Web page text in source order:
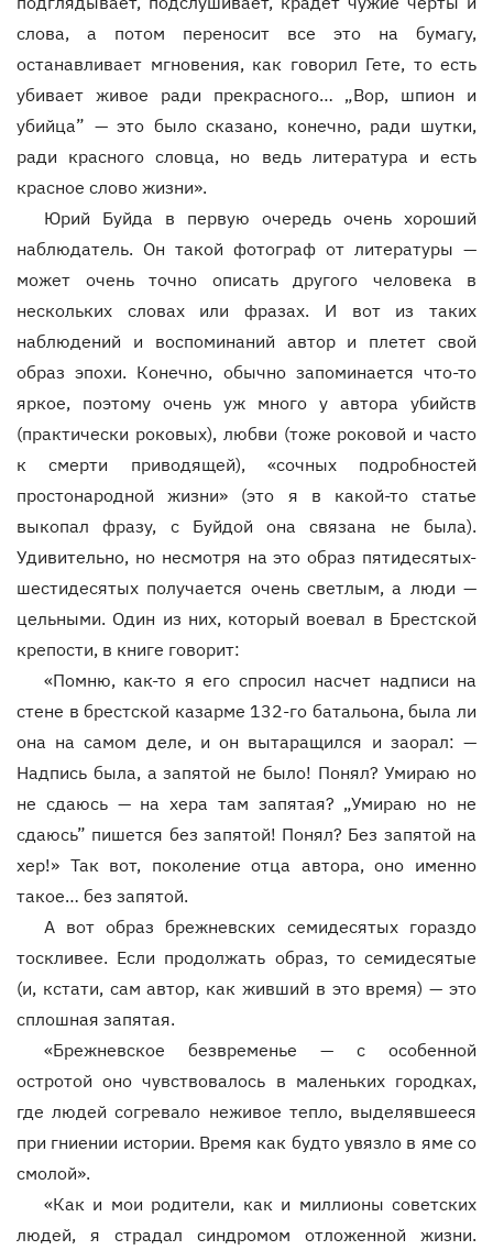
слова, а потом переносит все это на бумагу,
останавливает мгновения, как говорил Гете, то есть
убивает живое ради прекрасного… „Вор, шпион и
убийца” — это было сказано, конечно, ради шутки,
ради красного словца, но ведь литература и есть
красное слово жизни».
Юрий Буйда в первую очередь очень хороший
наблюдатель. Он такой фотограф от литературы —
может очень точно описать другого человека в
нескольких словах или фразах. И вот из таких
наблюдений и воспоминаний автор и плетет свой
образ эпохи. Конечно, обычно запоминается что-то
яркое, поэтому очень уж много у автора убийств
(практически роковых), любви (тоже роковой и часто
к смерти приводящей), «сочных подробностей
простонародной жизни» (это я в какой-то статье
выкопал фразу, с Буйдой она связана не была).
Удивительно, но несмотря на это образ пятидесятых-
шестидесятых получается очень светлым, а люди —
цельными. Один из них, который воевал в Брестской
крепости, в книге говорит:
«Помню, как-то я его спросил насчет надписи на
стене в брестской казарме 132-го батальона, была ли
она на самом деле, и он вытаращился и заорал: —
Надпись была, а запятой не было! Понял? Умираю но
не сдаюсь — на хера там запятая? „Умираю но не
сдаюсь” пишется без запятой! Понял? Без запятой на
хер!» Так вот, поколение отца автора, оно именно
такое… без запятой.
А вот образ брежневских семидесятых гораздо
тоскливее. Если продолжать образ, то семидесятые
(и, кстати, сам автор, как живший в это время) — это
сплошная запятая.
«Брежневское безвременье — с особенной
остротой оно чувствовалось в маленьких городках,
где людей согревало неживое тепло, выделявшееся
при гниении истории. Время как будто увязло в яме со
смолой».
«Как и мои родители, как и миллионы советских
людей, я страдал синдромом отложенной жизни.